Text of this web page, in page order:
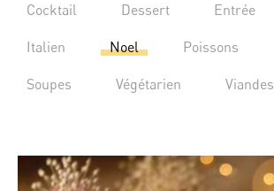
Cocktail Dessert Entrée
Italien Noel Poissons
Soupes Végétarien Viandes